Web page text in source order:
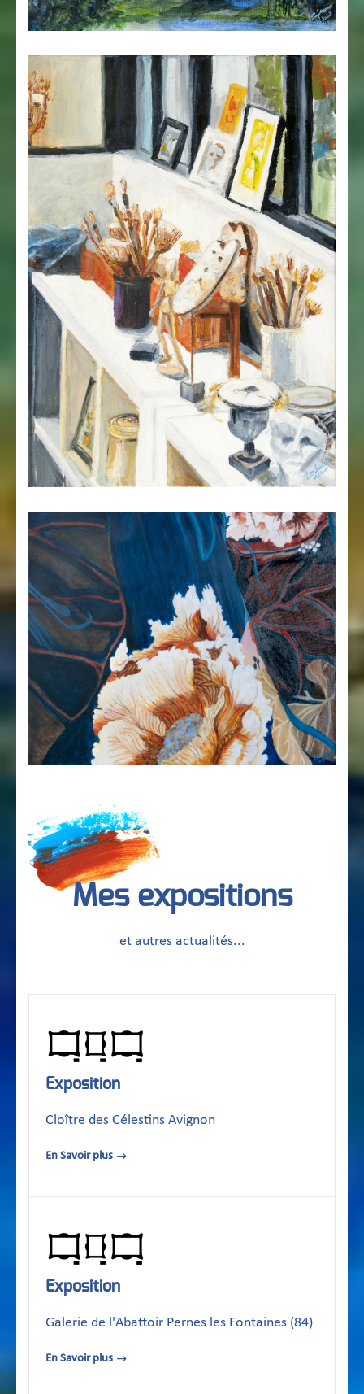
Mes expositions
et autres actualités...
Exposition
Cloître des Célestins Avignon
En Savoir plus
Exposition
Galerie de l'Abattoir Pernes les Fontaines (84)
En Savoir plus